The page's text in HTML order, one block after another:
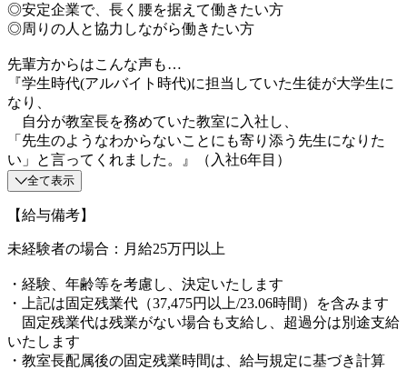
◎安定企業で、長く腰を据えて働きたい方
◎周りの人と協力しながら働きたい方
先輩方からはこんな声も…
『学生時代(アルバイト時代)に担当していた生徒が大学生に
なり、
自分が教室長を務めていた教室に入社し、
「先生のようなわからないことにも寄り添う先生になりた
い」と言ってくれました。』（入社6年目）
全て表示
【給与備考】
未経験者の場合：月給25万円以上
・経験、年齢等を考慮し、決定いたします
・上記は固定残業代（37,475円以上/23.06時間）を含みます
固定残業代は残業がない場合も支給し、超過分は別途支給
いたします
・教室長配属後の固定残業時間は、給与規定に基づき計算